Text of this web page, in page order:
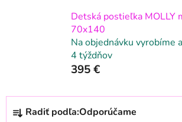
Detská postieľka MOLLY
70x140
Na objednávku vyrobíme
4 týždňov
395 €
R
Radiť podľa:Odporúčame